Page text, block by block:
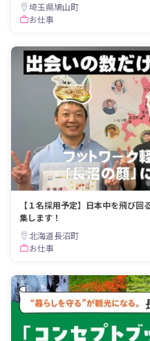
埼玉県鳩山町
お仕事
【１名採用予定】日本中を飛び
集します！
北海道長沼町
お仕事